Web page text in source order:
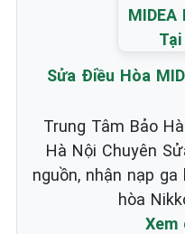
Sửa Điều Hòa
Trung Tâm Bảo
Hà Nội Chuyên
nguồn, nhận nạp
hòa
Xem